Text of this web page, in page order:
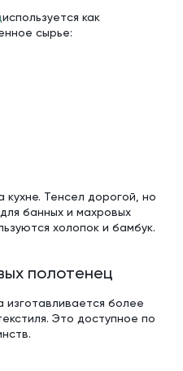
используется как
сырье:
Тенсел дорогой, но
банных и махровых
холопок и бамбук.
полотенец
изготавливается более
Это доступное по